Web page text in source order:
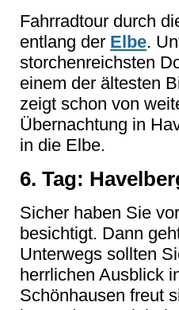
Fahrradtour durch
entlang der Elbe.
storchenreichsten
einem der ältesten
zeigt schon von
Übernachtung in
in die Elbe.
6. Tag:
Sicher haben Sie
besichtigt. Dann
Unterwegs sollten
herrlichen Ausblick
Schönhausen freut